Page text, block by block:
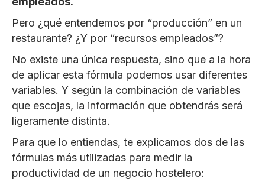
Pero ¿qué entendemos por “producción” en un
restaurante? ¿Y por “recursos empleados”?
No existe una única respuesta, sino que a la hora
de aplicar esta fórmula podemos usar diferentes
variables. Y según la combinación de variables
que escojas, la información que obtendrás será
ligeramente distinta.
Para que lo entiendas, te explicamos dos de las
fórmulas más utilizadas para medir la
productividad de un negocio hostelero: